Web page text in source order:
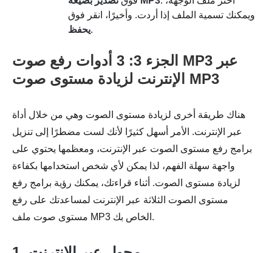
ويمكنك تسمية الملف إذا أردت. وأخيرًا، انقر فوق
يحفظ.
الجزء 3: 3 أدوات رفع صوت MP3 عبر
الإنترنت لزيادة مستوى صوت MP3
هناك طريقة أخرى لزيادة مستوى الصوت وهي من خلال أداة
عبر الإنترنت. الأمر أسهل كثيرًا لأنك لست مضطرًا إلى تنزيل
برامج رفع مستوى الصوت عبر الإنترنت، ومعظمها يحتوي على
واجهة سهلة الفهم، لذا يمكن لأي شخص استخدامها بكفاءة
لزيادة مستوى الصوت. أثناء قراءتك، يمكنك رؤية برامج رفع
مستوى الصوت الثلاثة عبر الإنترنت لمساعدتك على رفع
مستوى صوت ملف MP3 الخاص بك.